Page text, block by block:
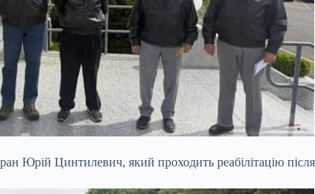
Юрій Цинтилевич, який проходить реабілітацію